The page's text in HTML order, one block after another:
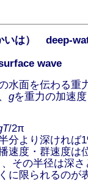
いは） deep-
wave
水面を伝わる重
gを重力の加速
/2π
分より深ければ
速度・群速度は
その半径は深さ
に限られるのが